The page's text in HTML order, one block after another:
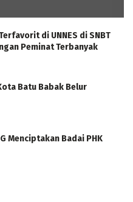
di UNNES di SNBT
Peminat Terbanyak
Batu Babak Belur
Menciptakan Badai PHK